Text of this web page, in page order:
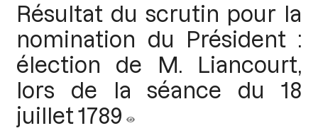
Résultat du scrutin pour la
nomination du Président :
élection de M. Liancourt,
lors de la séance du 18
juillet 1789